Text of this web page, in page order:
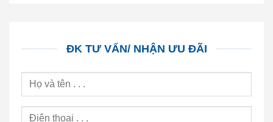
ĐK TƯ VẤN/ NHẬN ƯU ĐÃI